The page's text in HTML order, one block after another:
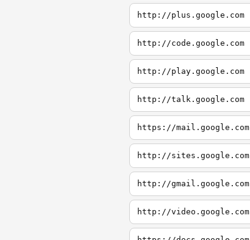
http://plus.google.com
http://code.google.com
http://play.google.com
http://talk.google.com
https://mail.google.com
http://sites.google.com
http://gmail.google.com
http://video.google.com